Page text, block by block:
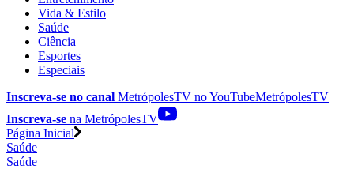
Vida & Estilo
Saúde
Ciência
Esportes
Especiais
Inscreva-se no canal MetrópolesTV noYouTubeMetrópolesTV
Inscreva-se na MetrópolesTV
Página Inicial
Saúde
Saúde